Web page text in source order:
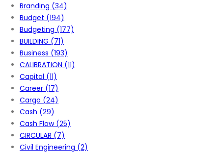
Branding (34)
Budget (194)
Budgeting (177)
BUILDING (71)
Business (193)
CALIBRATION (11)
Capital (11)
Career (17)
Cargo (24)
Cash (29)
Cash Flow(25)
CIRCULAR (7)
Civil Engineering (2)